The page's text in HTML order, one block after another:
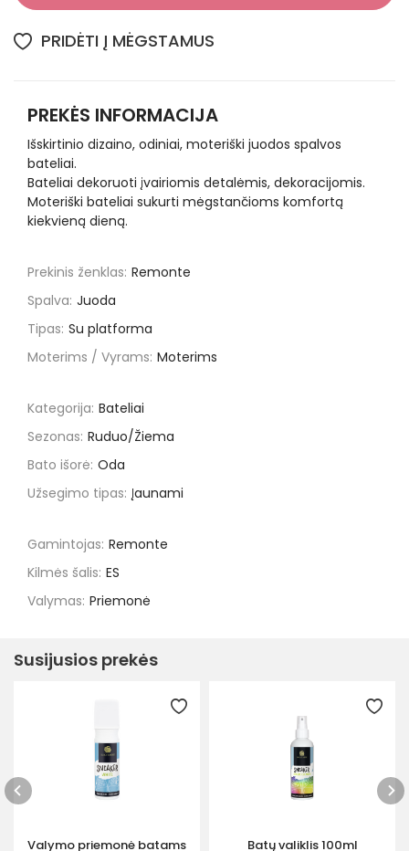
PRIDĖTI Į MĖGSTAMUS
PREKĖS INFORMACIJA
Išskirtinio dizaino, odiniai, moteriški juodos spalvos
bateliai.
Bateliai dekoruoti įvairiomis detalėmis, dekoracijomis.
Moteriški bateliai sukurti mėgstančioms komfortą
kiekvieną dieną.
Prekinis ženklas: Remonte
Spalva: Juoda
Tipas: Su platforma
Moterims / Vyrams: Moterims
Kategorija: Bateliai
Sezonas: Ruduo/Žiema
Bato išorė: Oda
Užsegimo tipas: Įaunami
Gamintojas: Remonte
Kilmės šalis: ES
Valymas: Priemonė
Susijusios prekės
Valymo priemonė batams Batų valiklis 100ml